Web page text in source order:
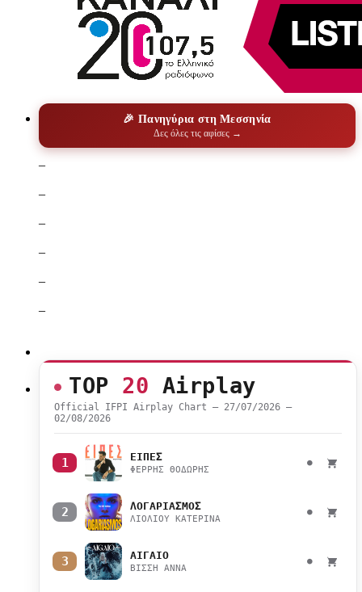
🎉 Πανηγύρια στη Μεσσηνία
Δες όλες τις αφίσες →
–
–
–
–
–
–
TOP 20 Airplay
Official IFPI Airplay Chart — 27/07/2026 –
02/08/2026
1 ΕΙΠΕΣ
ΦΕΡΡΗΣ ΘΟΔΩΡΗΣ
●
2 ΛΟΓΑΡΙΑΣΜΟΣ
ΛΙΟΛΙΟΥ ΚΑΤΕΡΙΝΑ
●
3 ΑΙΓΑΙΟ
ΒΙΣΣΗ ΑΝΝΑ
●